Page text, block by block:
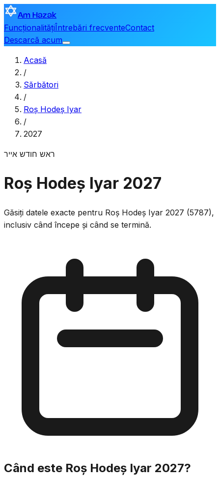
Am Hazak
FuncționalitățiÎntrebări frecventeContact
Descarcă acum
Acasă
/
Sărbători
/
Roș Hodeș Iyar
/
2027
ראש חודש אייר
Roș Hodeș Iyar 2027
Găsiți datele exacte pentru Roș Hodeș Iyar 2027 (5787),
inclusiv când începe și când se termină.
Când este Roș Hodeș Iyar 2027?